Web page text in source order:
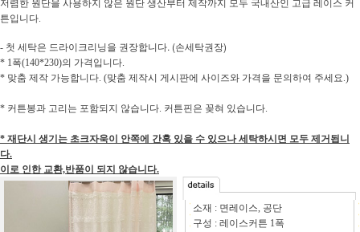
저렴한 원단을 사용하지 않은 원단 생산부터 제작까지 모두 국내산인 고급 레이스 커
튼입니다.
- 첫 세탁은 드라이크리닝을 권장합니다. (손세탁권장)
* 1폭(140*230)의 가격입니다.
* 맞춤 제작 가능합니다. (맞춤 제작시 게시판에 사이즈와 가격을 문의하여 주세요.)
* 커튼봉과 고리는 포함되지 않습니다. 커튼핀은 꽂혀 있습니다.
* 재단시 생기는 초크자욱이 안쪽에 간혹 있을 수 있으나 세탁하시면 모두 제거됩니
다.
이로 인한 교환,반품이 되지 않습니다.
소재 : 면레이스, 공단
구성 : 레이스커튼 1폭